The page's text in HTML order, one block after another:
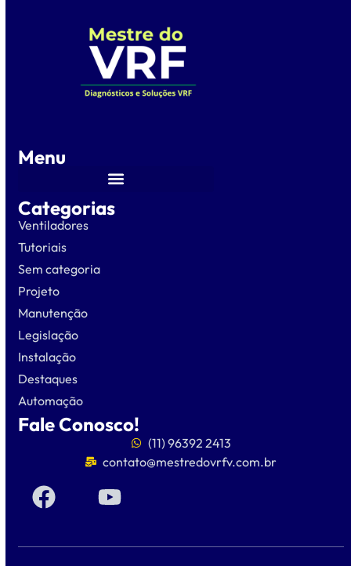
Menu
Categorias
Ventiladores
Tutoriais
Sem categoria
Projeto
Manutenção
Legislação
Instalação
Destaques
Automação
Fale Conosco!
(11) 96392 2413
contato@mestredovrfv.com.br